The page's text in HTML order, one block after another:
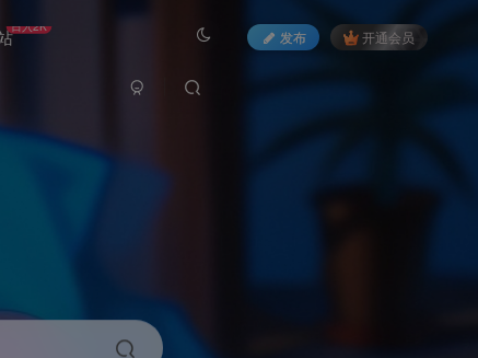
日入2K
发布 开通会员